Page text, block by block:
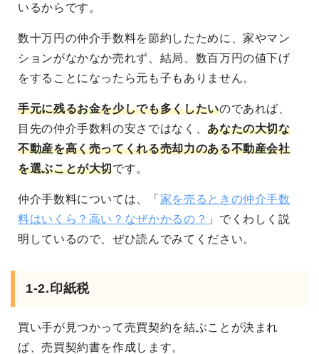
いるからです。
数十万円の仲介手数料を節約したために、家やマン
ションがなかなか売れず、結局、数百万円の値下げ
をすることになったら元も子もありません。
手元に残るお金を少しでも多くしたいのであれば、
目先の仲介手数料の安さではなく、あなたの大切な
不動産を高く売ってくれる売却力のある不動産会社
を選ぶことが大切です。
仲介手数料については、「 家を売るときの仲介手数
料はいくら？高い？なぜかかるの？ 」でくわしく説
明しているので、ぜひ読んでみてください。
1-2.印紙税
買い手が見つかって売買契約を結ぶことが決まれ
ば、売買契約書を作成します。